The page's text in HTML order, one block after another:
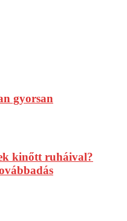
gyorsan
kinőtt ruháival?